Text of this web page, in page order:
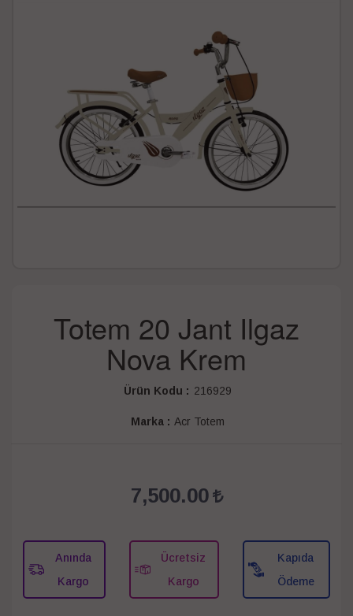
Totem 20 Jant Ilgaz
Nova Krem
Ürün Kodu : 216929
Marka : Acr Totem
7,500.00
Anında
Kargo
Ücretsiz
Kargo
Kapıda
Ödeme